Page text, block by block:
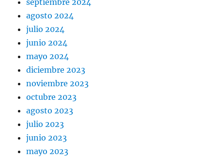
septiembre 2024
agosto 2024
julio 2024
junio 2024
mayo 2024
diciembre 2023
noviembre 2023
octubre 2023
agosto 2023
julio 2023
junio 2023
mayo 2023